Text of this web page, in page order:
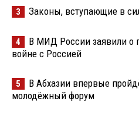
3 Законы, вступающие в
4
В МИД России заявили о
войне с Россией
5
В Абхазии впервые
молодёжный форум